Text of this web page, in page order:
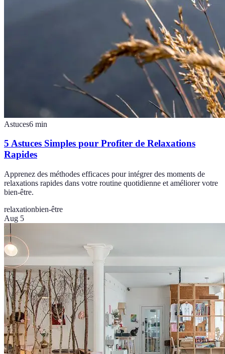
Astuces6 min
5 Astuces Simples pour Profiter de Relaxations
Rapides
Apprenez des méthodes efficaces pour intégrer des moments de
relaxations rapides dans votre routine quotidienne et améliorer votre
bien-être.
relaxationbien-être
Aug 5